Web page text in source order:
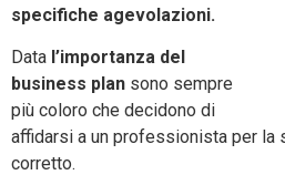
specifiche agevolazioni.
Data l’importanza del
business plan sono sempre
più coloro che decidono di
affidarsi a un professionista per la
corretto.